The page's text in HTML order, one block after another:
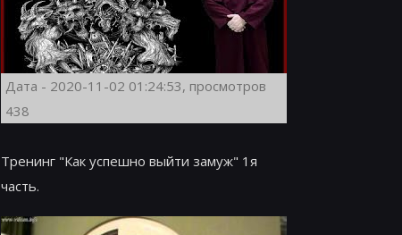
Дата - 2020-11-02 01:24:53, просмотров
438
Тренинг "Как успешно выйти замуж" 1я
часть.